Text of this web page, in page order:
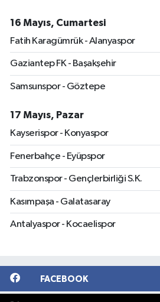
16 Mayıs, Cumartesi
Fatih Karagümrük - Alanyaspor
Gaziantep FK - Başakşehir
Samsunspor - Göztepe
17 Mayıs, Pazar
Kayserispor - Konyaspor
Fenerbahçe - Eyüpspor
Trabzonspor - Gençlerbirliği S.K.
Kasımpaşa - Galatasaray
Antalyaspor - Kocaelispor
FACEBOOK